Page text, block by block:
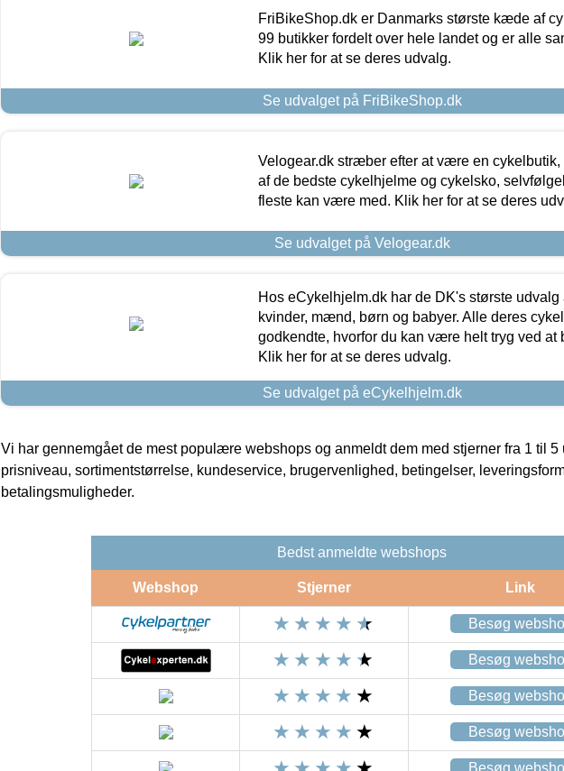
FriBikeShop.dk er Danmarks største kæde af
99 butikker fordelt over hele landet og er alle
Klik her for at se deres udvalg.
Se udvalget på FriBikeShop.dk
Velogear.dk stræber efter at være en cykelbutik,
af de bedste cykelhjelme og cykelsko,
fleste kan være med. Klik her for at se deres
Se udvalget på Velogear.dk
Hos eCykelhjelm.dk har de DK's største udvalg
kvinder, mænd, børn og babyer. Alle deres
godkendte, hvorfor du kan være helt tryg ved at
Klik her for at se deres udvalg.
Se udvalget på eCykelhjelm.dk
Vi har gennemgået de mest populære webshops og anmeldt dem med stjerner fra 1 til 5
prisniveau, sortimentstørrelse, kundeservice, brugervenlighed, betingelser,
betalingsmuligheder.
Bedst anmeldte webshops
Webshop Stjerner Link
Besøg
Besøg
Besøg
Besøg
Besøg